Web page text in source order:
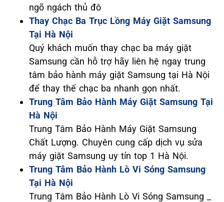
ngõ ngách thủ đô
Thay Chạc Ba Trục Lồng Máy Giặt Samsung
Tại Hà Nội
Quý khách muốn thay chạc ba máy giặt
Samsung cần hỗ trợ hãy liên hệ ngay trung
tâm bảo hành máy giặt Samsung tại Hà Nội
để thay thế chạc ba nhanh gọn nhất.
Trung Tâm Bảo Hành Máy Giặt Samsung Tại
Hà Nội
Trung Tâm Bảo Hành Máy Giặt Samsung
Chất Lượng. Chuyên cung cấp dịch vụ sửa
máy giặt Samsung uy tín top 1 Hà Nội.
Trung Tâm Bảo Hành Lò Vi Sóng Samsung
Tại Hà Nội
Trung Tâm Bảo Hành Lò Vi Sóng Samsung _